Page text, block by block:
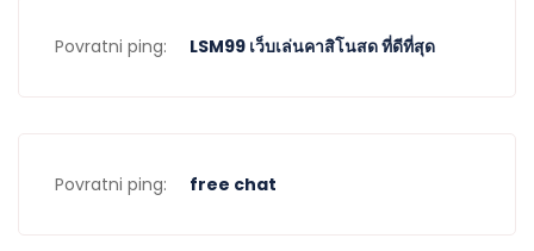
Povratni ping: LSM99 เว็บเล่นคาสิโนสด ที่ดีที่สุด
Povratni ping: free chat